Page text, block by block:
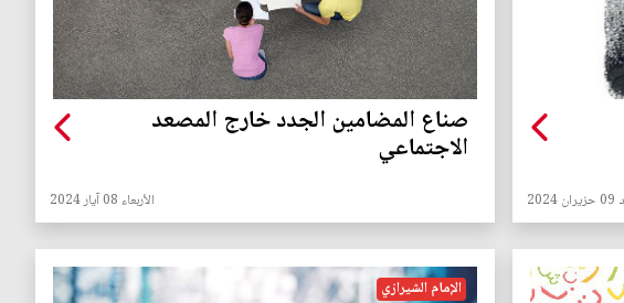
صناع المضامين الجدد خارج المصعد
الاجتماعي
الأربعاء 08 آيار 2024
الإمام الشيرازي